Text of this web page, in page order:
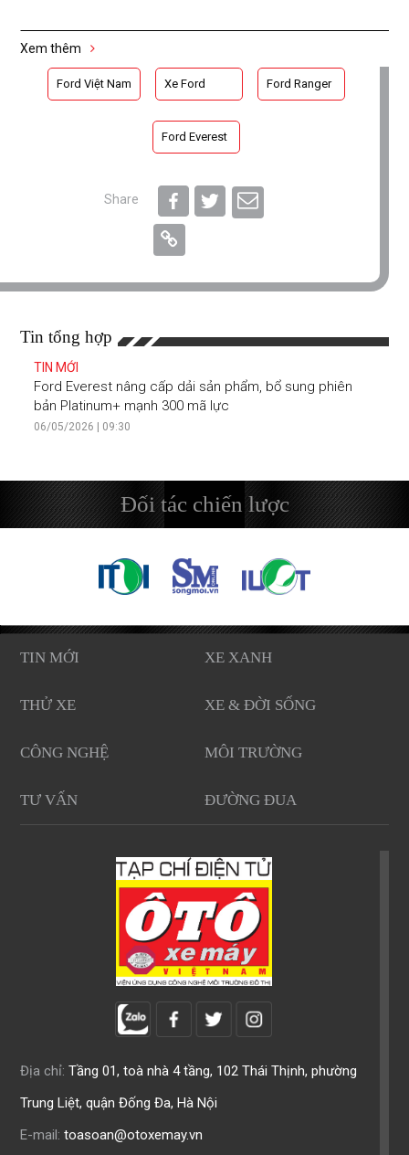
Xem thêm
Ford Việt Nam Xe Ford Ford Ranger
Ford Everest
Share
Tin tổng hợp
TIN MỚI
Ford Everest nâng cấp dải sản phẩm, bổ sung phiên
bản Platinum+ mạnh 300 mã lực
06/05/2026 | 09:30
Đối tác chiến lược
TIN MỚI XE XANH
THỬ XE XE & ĐỜI SỐNG
CÔNG NGHỆ MÔI TRƯỜNG
TƯ VẤN ĐƯỜNG ĐUA
Địa chỉ: Tầng 01, toà nhà 4 tầng, 102 Thái Thịnh, phường
Trung Liệt, quận Đống Đa, Hà Nội
E-mail: toasoan@otoxemay.vn